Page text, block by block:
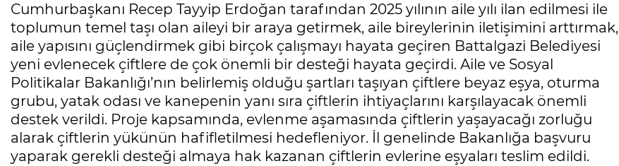
Cumhurbaşkanı Recep Tayyip Erdoğan tarafından 2025 yılının aile yılı ilan edilmesi ile
toplumun temel taşı olan aileyi bir araya getirmek, aile bireylerinin iletişimini arttırmak,
aile yapısını güçlendirmek gibi birçok çalışmayı hayata geçiren Battalgazi Belediyesi
yeni evlenecek çiftlere de çok önemli bir desteği hayata geçirdi. Aile ve Sosyal
Politikalar Bakanlığı’nın belirlemiş olduğu şartları taşıyan çiftlere beyaz eşya, oturma
grubu, yatak odası ve kanepenin yanı sıra çiftlerin ihtiyaçlarını karşılayacak önemli
destek verildi. Proje kapsamında, evlenme aşamasında çiftlerin yaşayacağı zorluğu
alarak çiftlerin yükünün hafifletilmesi hedefleniyor. İl genelinde Bakanlığa başvuru
yaparak gerekli desteği almaya hak kazanan çiftlerin evlerine eşyaları teslim edildi.